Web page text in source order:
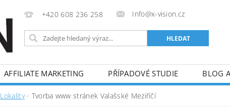
+420 608 236 258 Info@x-vision.cz
AFFILIATE MARKETING PŘÍPADOVÉ STUDIE BLOG
Lokality Tvorba www stránek Valašské Meziříčí